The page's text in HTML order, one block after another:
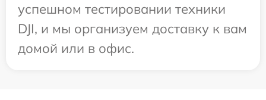
успешном тестировании техники
DJI, и мы организуем доставку к вам
домой или в офис.